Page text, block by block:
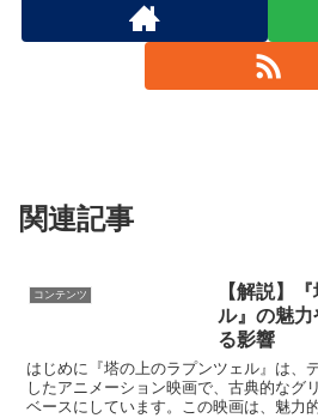
関連記事
コンテンツ
【解説】
ル』の魅力
る影響
はじめに『塔の上のラプンツェル』は、
したアニメーション映画で、古典的なグ
ベースにしています。この映画は、魅力